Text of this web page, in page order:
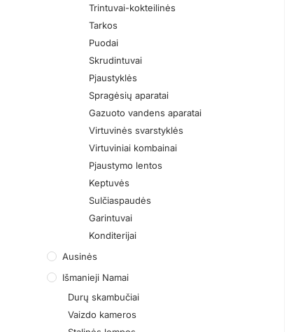
Trintuvai-kokteilinės
Tarkos
Puodai
Skrudintuvai
Pjaustyklės
Spragėsių aparatai
Gazuoto vandens aparatai
Virtuvinės svarstyklės
Virtuviniai kombainai
Pjaustymo lentos
Keptuvės
Sulčiaspaudės
Garintuvai
Konditerijai
Ausinės
Išmanieji Namai
Durų skambučiai
Vaizdo kameros